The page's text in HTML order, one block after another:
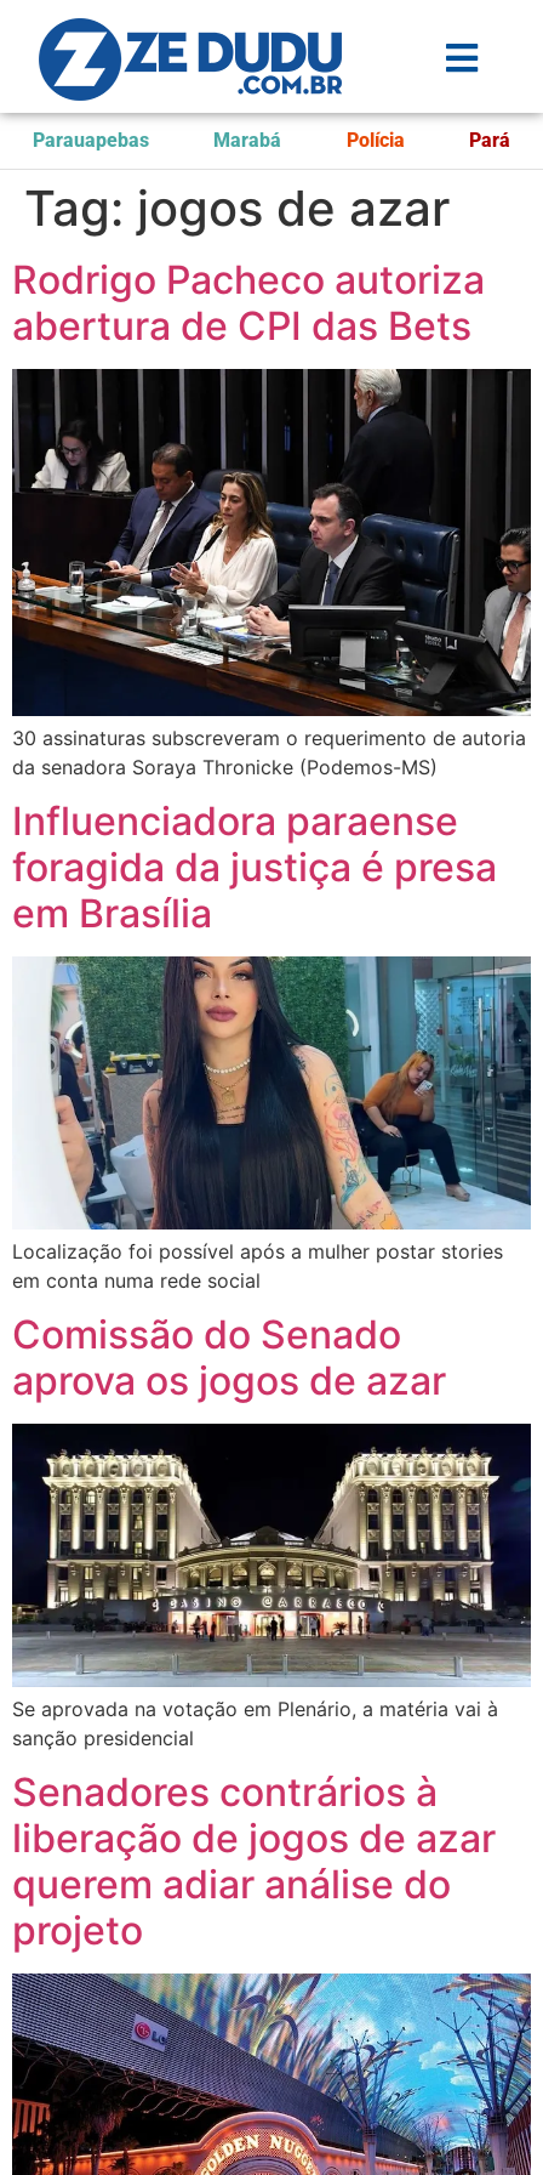
Parauapebas Marabá Polícia Pará
Tag: jogos de azar
Rodrigo Pacheco autoriza
abertura de CPI das Bets
30 assinaturas subscreveram o requerimento de autoria
da senadora Soraya Thronicke (Podemos-MS)
Influenciadora paraense
foragida da justiça é presa
em Brasília
Localização foi possível após a mulher postar stories
em conta numa rede social
Comissão do Senado
aprova os jogos de azar
Se aprovada na votação em Plenário, a matéria vai à
sanção presidencial
Senadores contrários à
liberação de jogos de azar
querem adiar análise do
projeto